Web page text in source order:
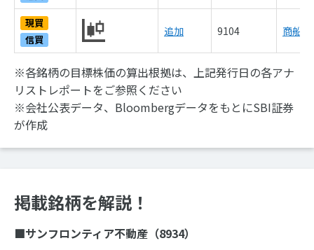
現買
信買
追加 9104 商船
※各銘柄の目標株価の算出根拠は、上記発行日の各アナ
リストレポートをご参照ください
※会社公表データ、BloombergデータをもとにSBI証券
が作成
掲載銘柄を解説！
■サンフロンティア不動産（8934）